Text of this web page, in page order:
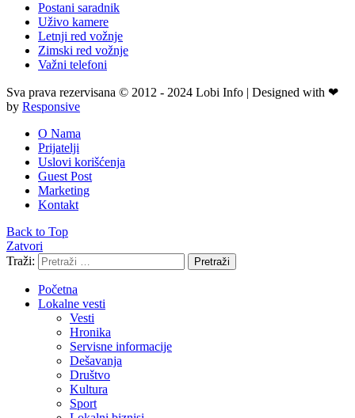
Postani saradnik
Uživo kamere
Letnji red vožnje
Zimski red vožnje
Važni telefoni
Sva prava rezervisana © 2012 - 2024 Lobi Info | Designed with ❤
by Responsive
O Nama
Prijatelji
Uslovi korišćenja
Guest Post
Marketing
Kontakt
Back to Top
Zatvori
Traži:
Pretraži
Početna
Lokalne vesti
Vesti
Hronika
Servisne informacije
Dešavanja
Društvo
Kultura
Sport